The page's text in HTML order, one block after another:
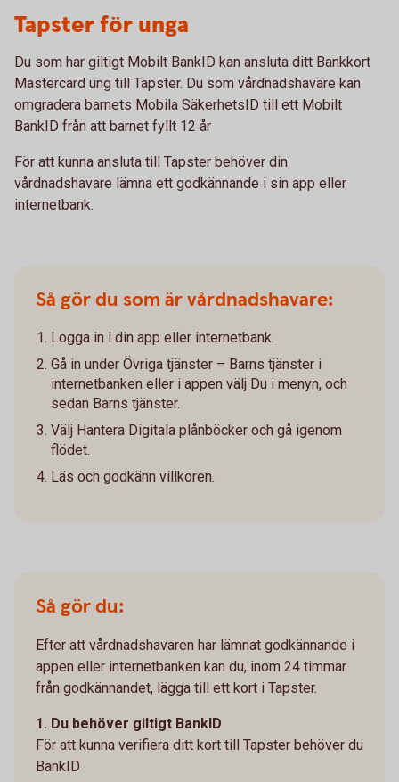
Tapster för unga
Du som har giltigt Mobilt BankID kan ansluta ditt Bankkort
Mastercard ung till Tapster. Du som vårdnadshavare kan
omgradera barnets Mobila SäkerhetsID till ett Mobilt
BankID från att barnet fyllt 12 år
För att kunna ansluta till Tapster behöver din
vårdnadshavare lämna ett godkännande i sin app eller
internetbank.
Så gör du som är vårdnadshavare:
Logga in i din app eller internetbank.
Gå in under Övriga tjänster – Barns tjänster i
internetbanken eller i appen välj Du i menyn, och
sedan Barns tjänster.
Välj Hantera Digitala plånböcker och gå igenom
flödet.
Läs och godkänn villkoren.
Så gör du:
Efter att vårdnadshavaren har lämnat godkännande i
appen eller internetbanken kan du, inom 24 timmar
från godkännandet, lägga till ett kort i Tapster.
1. Du behöver giltigt BankID
För att kunna verifiera ditt kort till Tapster behöver du
BankID